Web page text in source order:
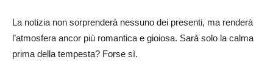
La notizia non sorprenderà nessuno dei presenti, ma renderà
l’atmosfera ancor più romantica e gioiosa. Sarà solo la calma
prima della tempesta? Forse sì.